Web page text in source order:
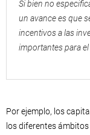
Si bien no
un avance es que
incentivos a las
importantes para el
Por ejemplo, los
los diferentes